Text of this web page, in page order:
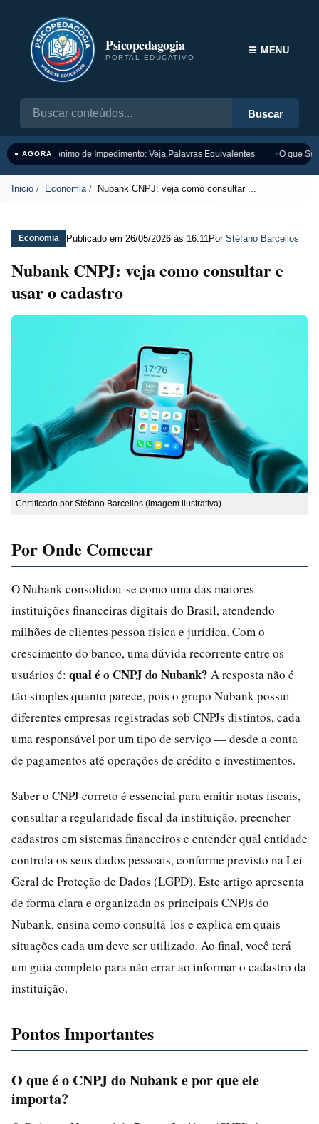
Psicopedagogia
PORTAL EDUCATIVO
Buscar
☰ MENU
● AGORASinônimo de Impedimento: Veja Palavras Equivalentes O que
Inicio Economia Nubank CNPJ: veja como consultar ...
Economia Publicado em 26/05/2026 às 16:11 Por Stéfano Barcellos
Nubank CNPJ: veja como consultar e
usar o cadastro
Certificado por Stéfano Barcellos (imagem ilustrativa)
Por Onde Comecar
O Nubank consolidou-se como uma das maiores
instituições financeiras digitais do Brasil, atendendo
milhões de clientes pessoa física e jurídica. Com o
crescimento do banco, uma dúvida recorrente entre os
usuários é: qual é o CNPJ do Nubank? A resposta não é
tão simples quanto parece, pois o grupo Nubank possui
diferentes empresas registradas sob CNPJs distintos, cada
uma responsável por um tipo de serviço — desde a conta
de pagamentos até operações de crédito e investimentos.
Saber o CNPJ correto é essencial para emitir notas fiscais,
consultar a regularidade fiscal da instituição, preencher
cadastros em sistemas financeiros e entender qual entidade
controla os seus dados pessoais, conforme previsto na Lei
Geral de Proteção de Dados (LGPD). Este artigo apresenta
de forma clara e organizada os principais CNPJs do
Nubank, ensina como consultá-los e explica em quais
situações cada um deve ser utilizado. Ao final, você terá
um guia completo para não errar ao informar o cadastro da
instituição.
Pontos Importantes
O que é o CNPJ do Nubank e por que ele
importa?